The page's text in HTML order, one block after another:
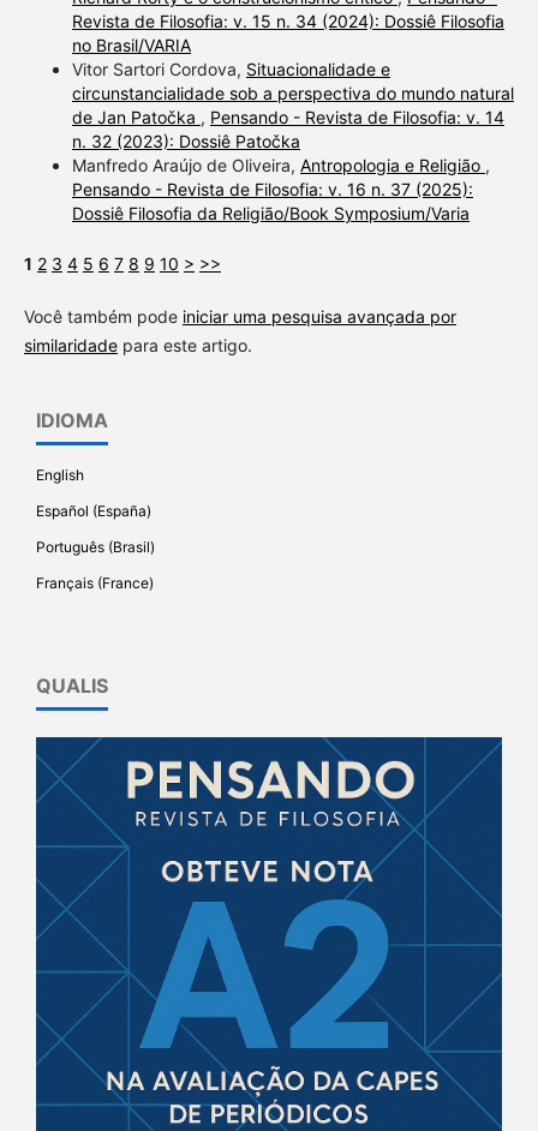
Revista de Filosofia: v. 15 n. 34 (2024): Dossiê Filosofia
no Brasil/VARIA
Vitor Sartori Cordova, Situacionalidade e
circunstancialidade sob a perspectiva do mundo natural
de Jan Patočka , Pensando - Revista de Filosofia: v. 14
n. 32 (2023): Dossiê Patočka
Manfredo Araújo de Oliveira, Antropologia e Religião ,
Pensando - Revista de Filosofia: v. 16 n. 37 (2025):
Dossiê Filosofia da Religião/Book Symposium/Varia
1 2 3 4 5 6 7 8 9 10 > >>
Você também pode iniciar uma pesquisa avançada por
similaridadepara este artigo.
IDIOMA
English
Español (España)
Português (Brasil)
Français (France)
QUALIS